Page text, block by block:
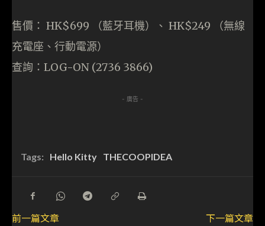
售價： HK$699 （藍牙耳機）、 HK$249 （無線
充電座、行動電源）
查詢：LOG-ON (2736 3866)
- 廣告 -
Tags: Hello Kitty THECOOPIDEA
前一篇文章
下一篇文章